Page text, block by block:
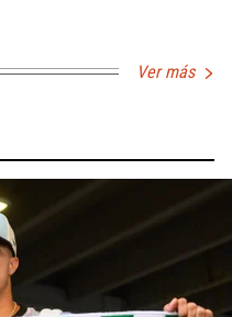
Ver más